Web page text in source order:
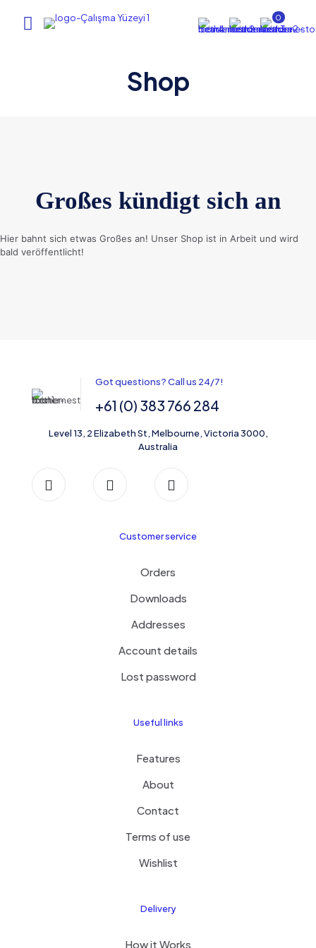
0
Shop
Großes kündigt sich an
Hier bahnt sich etwas Großes an! Unser Shop ist in Arbeit und wird
bald veröffentlicht!
Got questions? Call us 24/7!
+61 (0) 383 766 284
Level 13, 2 Elizabeth St, Melbourne, Victoria 3000,
Australia
Customer service
Orders
Downloads
Addresses
Account details
Lost password
Useful links
Features
About
Contact
Terms of use
Wishlist
Delivery
How it Works